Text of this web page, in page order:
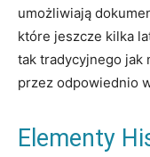
umożliwiają
które jeszcze kilka
tak tradycyjnego jak
przez odpowiednio
Elementy